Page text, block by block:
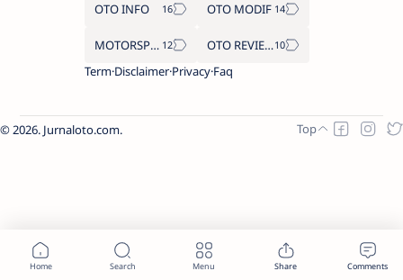
OTO INFO OTO MODIF
MOTORSPORT
OTO REVIEW
Term Disclaimer Privacy Faq
2026. Jurnaloto.com.